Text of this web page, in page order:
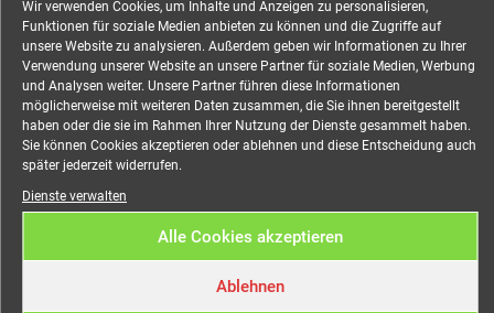
Wir verwenden Cookies, um Inhalte und Anzeigen zu personalisieren,
Funktionen für soziale Medien anbieten zu können und die Zugriffe auf
unsere Website zu analysieren. Außerdem geben wir Informationen zu Ihrer
Verwendung unserer Website an unsere Partner für soziale Medien, Werbung
und Analysen weiter. Unsere Partner führen diese Informationen
möglicherweise mit weiteren Daten zusammen, die Sie ihnen bereitgestellt
haben oder die sie im Rahmen Ihrer Nutzung der Dienste gesammelt haben.
Sie können Cookies akzeptieren oder ablehnen und diese Entscheidung auch
später jederzeit widerrufen.
Dienste verwalten
Alle Cookies akzeptieren
Ablehnen
hoch beanspruchbare Gummi- oder PUR-Materialien
zum Einsatz, die besonders temperatur- und
witterungsbeständig und – je nach Ausführung –
auch halogenfrei und flammhemmend sind. Den
Aluminium-typischen Eigenschaften tragen
zuverlässigen Verbindungstechniken Rechnung.
ALUKAFLEX® steht für eine innovative Produktlinie,
die den professionellen und industriellen Anwendern
in vielen Anwendungsbereichen die Arbeit erheblich
erleichtert und Kosten senkt.